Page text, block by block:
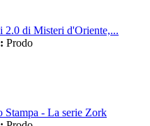
2.0 di Misteri d'Oriente,...
Prodo
Stampa - La serie Zork